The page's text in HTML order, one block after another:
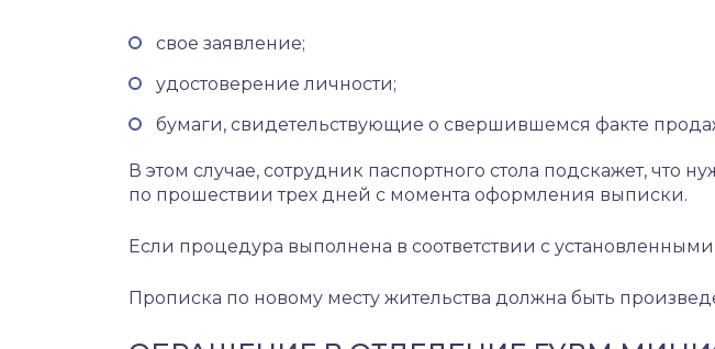
свое заявление;
удостоверение личности;
бумаги, свидетельствующие о свершившемся факте
В этом случае, сотрудник паспортного стола подскажет,
по прошествии трех дней с момента оформления выписки.
Если процедура выполнена в соответствии с
Прописка по новому месту жительства должна быть